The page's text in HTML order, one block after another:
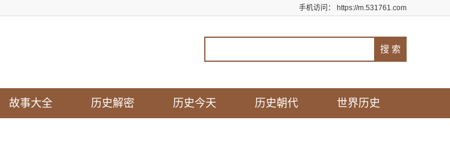
手机访问： https://m.531761.com
故事大全 历史解密 历史今天 历史朝代 世界历史